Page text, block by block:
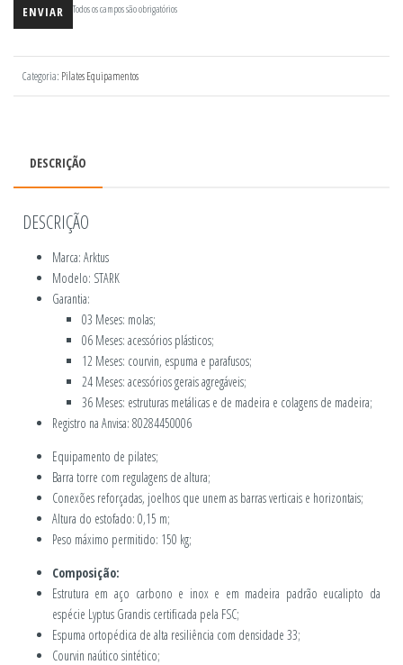
Todos os campos são obrigatórios
Categoria: Pilates Equipamentos
DESCRIÇÃO
DESCRIÇÃO
Marca: Arktus
Modelo: STARK
Garantia:
03 Meses: molas;
06 Meses: acessórios plásticos;
12 Meses: courvin, espuma e parafusos;
24 Meses: acessórios gerais agregáveis;
36 Meses: estruturas metálicas e de madeira e colagens de madeira;
Registro na Anvisa: 80284450006
Equipamento de pilates;
Barra torre com regulagens de altura;
Conexões reforçadas, joelhos que unem as barras verticais e horizontais;
Altura do estofado: 0,15 m;
Peso máximo permitido: 150 kg;
Composição:
Estrutura em aço carbono e inox e em madeira padrão eucalipto da
espécie Lyptus Grandis certificada pela FSC;
Espuma ortopédica de alta resiliência com densidade 33;
Courvin naútico sintético;